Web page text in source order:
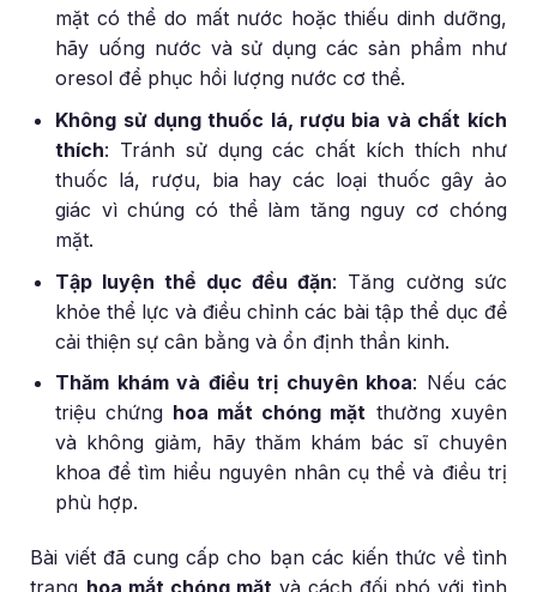
mặt có thể do mất nước hoặc thiếu dinh dưỡng,
hãy uống nước và sử dụng các sản phẩm như
oresol để phục hồi lượng nước cơ thể.
Không sử dụng thuốc lá, rượu bia và chất kích
thích: Tránh sử dụng các chất kích thích như
thuốc lá, rượu, bia hay các loại thuốc gây ảo
giác vì chúng có thể làm tăng nguy cơ chóng
mặt.
Tập luyện thể dục đều đặn: Tăng cường sức
khỏe thể lực và điều chỉnh các bài tập thể dục để
cải thiện sự cân bằng và ổn định thần kinh.
Thăm khám và điều trị chuyên khoa: Nếu các
triệu chứng hoa mắt chóng mặt thường xuyên
và không giảm, hãy thăm khám bác sĩ chuyên
khoa để tìm hiểu nguyên nhân cụ thể và điều trị
phù hợp.
Bài viết đã cung cấp cho bạn các kiến thức về tình